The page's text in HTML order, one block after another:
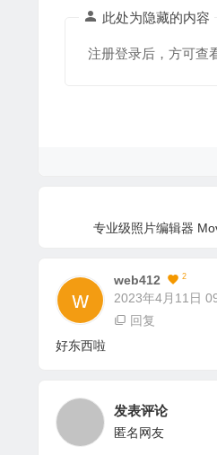
此处为隐藏的内容
注册登录后，方可查
专业级照片编辑器
Web412 2
2023年4月11日
回复
好东西啦
发表评论
匿名网友